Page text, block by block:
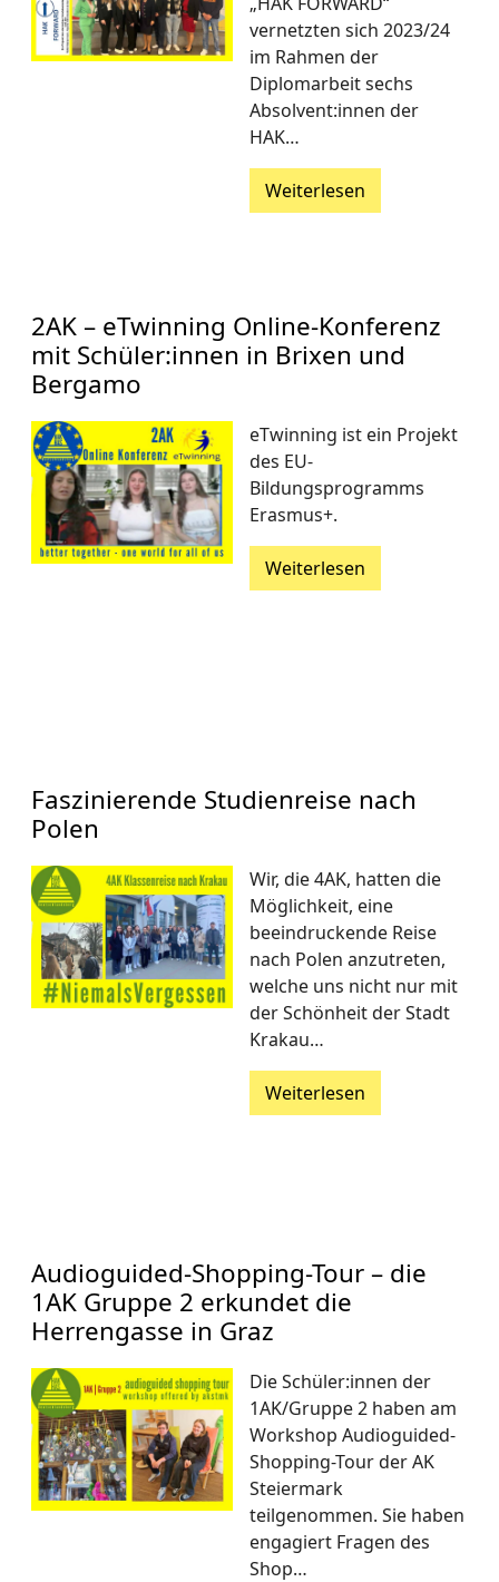
vernetzten sich 2023/24
im Rahmen der
Diplomarbeit sechs
Absolvent:innen der
HAK…
Weiterlesen
2AK – eTwinning Online-Konferenz
mit Schüler:innen in Brixen und
Bergamo
eTwinning ist ein Projekt
des EU-
Bildungsprogramms
Erasmus+.
Weiterlesen
Faszinierende Studienreise nach
Polen
Wir, die 4AK, hatten die
Möglichkeit, eine
beeindruckende Reise
nach Polen anzutreten,
welche uns nicht nur mit
der Schönheit der Stadt
Krakau…
Weiterlesen
Audioguided-Shopping-Tour – die
1AK Gruppe 2 erkundet die
Herrengasse in Graz
Die Schüler:innen der
1AK/Gruppe 2 haben am
Workshop Audioguided-
Shopping-Tour der AK
Steiermark
teilgenommen. Sie haben
engagiert Fragen des
Shop…